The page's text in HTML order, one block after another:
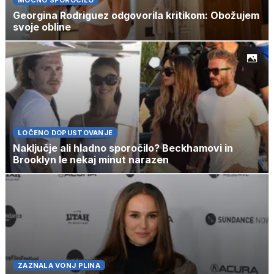
Georgina Rodriguez odgovorila kritikom: Obožujem
svoje obline
LOČENO DOPUSTOVANJE
Naključje ali hladno sporočilo? Beckhamovi in
Brooklyn le nekaj minut narazen
ZAZNALA VONJ PLINA